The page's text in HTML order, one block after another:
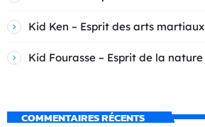
Kid Ken – Esprit des arts martiaux
Kid Fourasse – Esprit de la nature
COMMENTAIRES RÉCENTS